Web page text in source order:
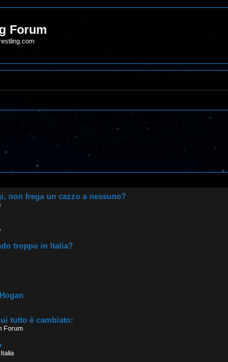
Forum
non frega un cazzo a nessuno?
troppo in Italia?
tutto è cambiato:
Forum